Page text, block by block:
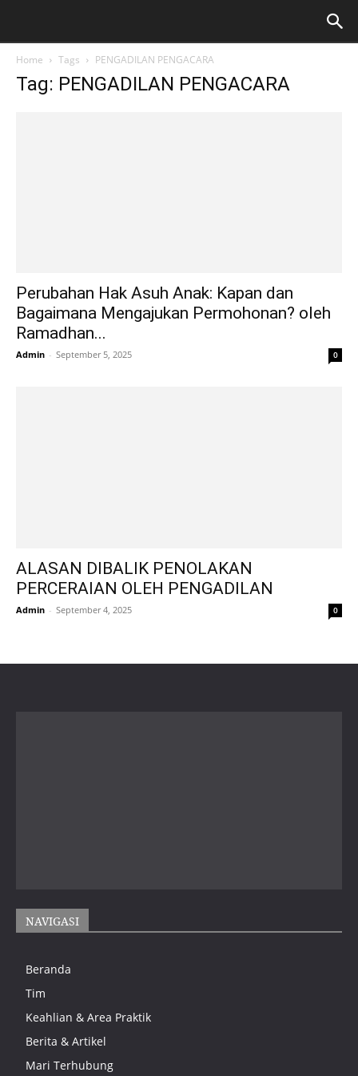
Home Tags PENGADILAN PENGACARA
Tag: PENGADILAN PENGACARA
Perubahan Hak Asuh Anak: Kapan dan
Bagaimana Mengajukan Permohonan? oleh
Ramadhan...
Admin - September 5, 2025 0
ALASAN DIBALIK PENOLAKAN
PERCERAIAN OLEH PENGADILAN
Admin - September 4, 2025 0
NAVIGASI
Beranda
Tim
Keahlian & Area Praktik
Berita & Artikel
Mari Terhubung